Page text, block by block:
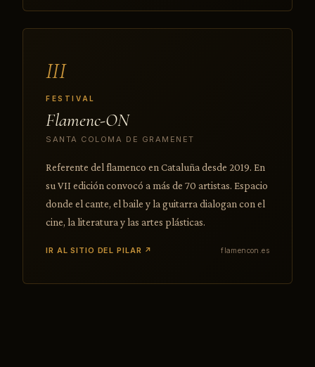
III
FESTIVAL
Flamenc-ON
SANTA COLOMA DE GRAMENET
Referente del flamenco en Cataluña desde 2019. En
su VII edición convocó a más de 70 artistas. Espacio
donde el cante, el baile y la guitarra dialogan con el
cine, la literatura y las artes plásticas.
IR AL SITIO DEL PILAR ↗ flamencon.es